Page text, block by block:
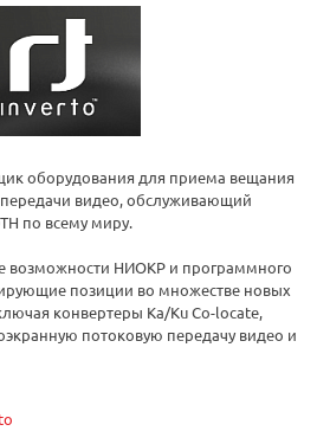
оборудования для приема вещания
видео, обслуживающий
по всему миру.
возможности НИОКР и программного
позиции во множестве новых
конвертеры Ka/Ku Co-locate,
потоковую передачу видео и